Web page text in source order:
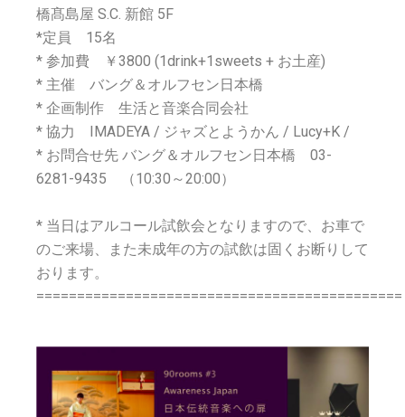
橋髙島屋 S.C. 新館 5F
*定員 15名
* 参加費 ￥3800 (1drink+1sweets + お土産)
* 主催 バング＆オルフセン日本橋
* 企画制作 生活と音楽合同会社
* 協力 IMADEYA / ジャズとようかん / Lucy+K /
* お問合せ先 バング＆オルフセン日本橋 03-
6281-9435 （10:30～20:00）
* 当日はアルコール試飲会となりますので、お車で
のご来場、また未成年の方の試飲は固くお断りして
おります。
=============================================